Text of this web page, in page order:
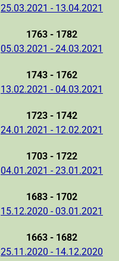
25.03.2021 - 13.04.2021
1763 - 1782
05.03.2021 - 24.03.2021
1743 - 1762
13.02.2021 - 04.03.2021
1723 - 1742
24.01.2021 - 12.02.2021
1703 - 1722
04.01.2021 - 23.01.2021
1683 - 1702
15.12.2020 - 03.01.2021
1663 - 1682
25.11.2020 - 14.12.2020